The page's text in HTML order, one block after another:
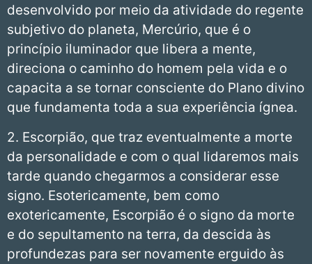
desenvolvido por meio da atividade do regente
subjetivo do planeta, Mercúrio, que é o
princípio iluminador que libera a mente,
direciona o caminho do homem pela vida e o
capacita a se tornar consciente do Plano divino
que fundamenta toda a sua experiência ígnea.
2. Escorpião, que traz eventualmente a morte
da personalidade e com o qual lidaremos mais
tarde quando chegarmos a considerar esse
signo. Esotericamente, bem como
exotericamente, Escorpião é o signo da morte
e do sepultamento na terra, da descida às
profundezas para ser novamente erguido às